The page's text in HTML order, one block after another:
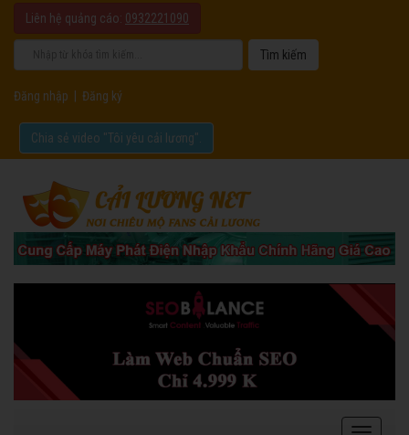
Liên hệ quảng cáo: 0932221090
Đăng nhập Đăng ký
Chia sẻ video "Tôi yêu cải lương".